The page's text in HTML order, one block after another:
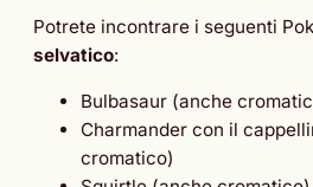
Potrete incontrare i seguenti
selvatico:
Bulbasaur (anche
Charmander con il
cromatico)